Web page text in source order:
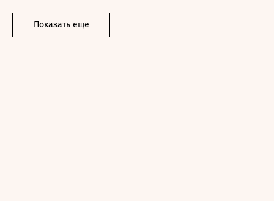
Показать еще